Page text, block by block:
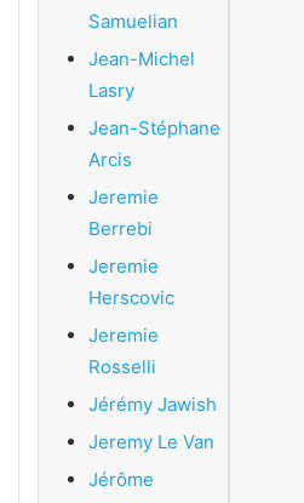
Samuelian
Jean-Michel
Lasry
Jean-Stéphane
Arcis
Jeremie
Berrebi
Jeremie
Herscovic
Jeremie
Rosselli
Jérémy Jawish
Jeremy Le Van
Jérôme